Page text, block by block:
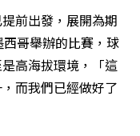
前出發，展開為期
哥舉辦的比賽，球
高海拔環境，「這
而我們已經做好了